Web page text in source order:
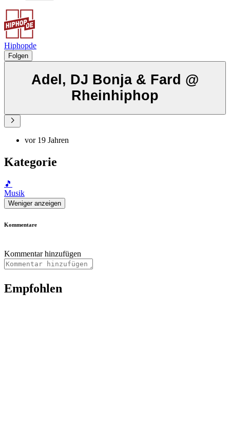
Hiphopde
Folgen
Adel, DJ Bonja & Fard @
Rheinhiphop
vor 19 Jahren
Kategorie
🎵
Musik
Weniger anzeigen
Kommentare
Kommentar hinzufügen
Empfohlen